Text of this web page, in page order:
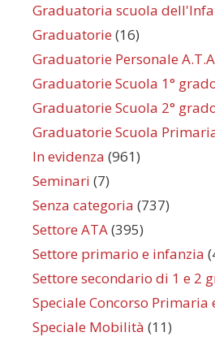
Graduatoria scuola
Graduatorie (16)
Graduatorie Personale
Graduatorie Scuola 1°
Graduatorie Scuola 2°
Graduatorie Scuola
In evidenza (961)
Seminari (7)
Senza categoria (737)
Settore ATA(395)
Settore primario e infanzia
Settore secondario di 1 e 2
Speciale Concorso Primaria
Speciale Mobilità (11)